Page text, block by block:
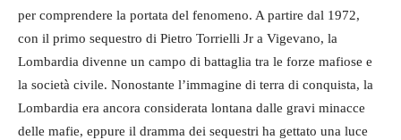
per comprendere la portata del fenomeno. A partire dal 1972,
con il primo sequestro di Pietro Torrielli Jr a Vigevano, la
Lombardia divenne un campo di battaglia tra le forze mafiose e
la società civile. Nonostante l’immagine di terra di conquista, la
Lombardia era ancora considerata lontana dalle gravi minacce
delle mafie, eppure il dramma dei sequestri ha gettato una luce